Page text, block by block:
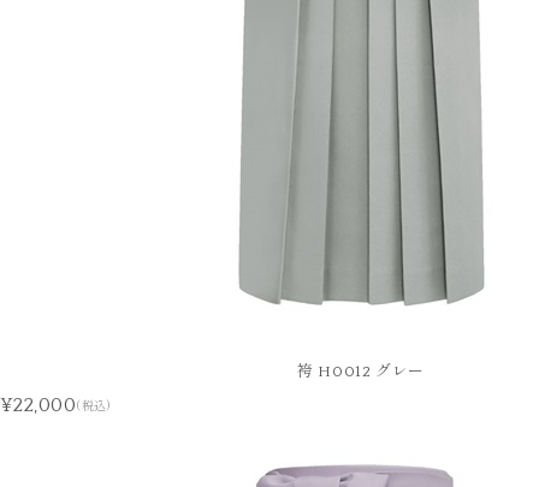
袴 H0012 グレー
¥22,000(税込)